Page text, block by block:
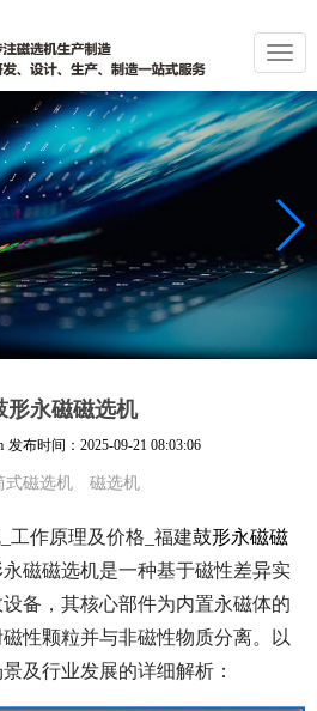
切
换
导
航
形永磁磁选机
发布时间： 2025-09-21 08:03:06
式磁选机 磁选机
工作原理及价格_福建鼓形永磁磁
磁磁选机是一种基于磁性差异实
备，其核心部件为内置永磁体的
性颗粒并与非磁性物质分离。以
及行业发展的详细解析：